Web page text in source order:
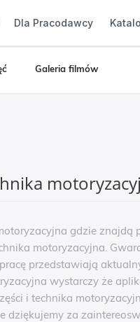
Dla Pracodawcy
Galeria filmów
gdzie znajdą
motoryzacyjna.
przedstawiają
wystarczy że
i technika
dziękujemy za